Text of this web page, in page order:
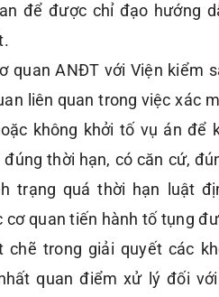
để được chỉ đạo hướng
quan ANĐT với Viện kiểm
liên quan trong việc xác
không khởi tố vụ án để
đúng thời hạn, có căn cứ,
trạng quá thời hạn luật
cơ quan tiến hành tố tụng
chẽ trong giải quyết các
quan điểm xử lý đối